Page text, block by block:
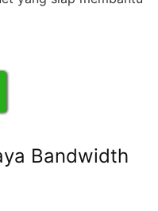
Bandwidth